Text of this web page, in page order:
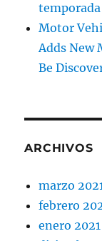
Motor
Adds New
Be
ARCHIVOS
marzo
febrero
enero 2021